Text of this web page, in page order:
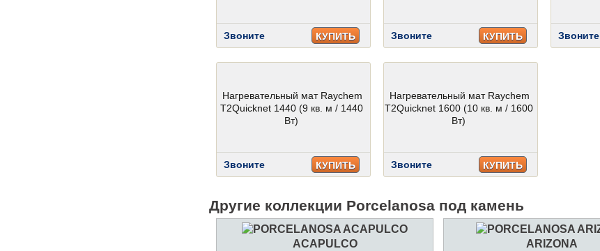
Звоните КУПИТЬ Звоните КУПИТЬ Звоните
Нагревательный мат Raychem
T2Quicknet 1440 (9 кв. м / 1440
Вт)
Звоните КУПИТЬ
Нагревательный мат Raychem
T2Quicknet 1600 (10 кв. м / 1600
Вт)
Звоните КУПИТЬ
Другие коллекции Porcelanosa под камень
ACAPULCO ARIZONA